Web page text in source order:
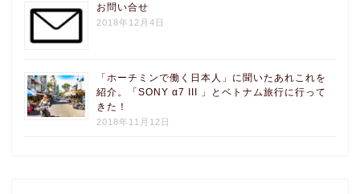
お問い合せ
2018年12月4日
「ホーチミンで働く日本人」に聞いたあれこれを
紹介。「SONY α7 III 」とベトナム旅行に行って
きた！
2018年11月12日